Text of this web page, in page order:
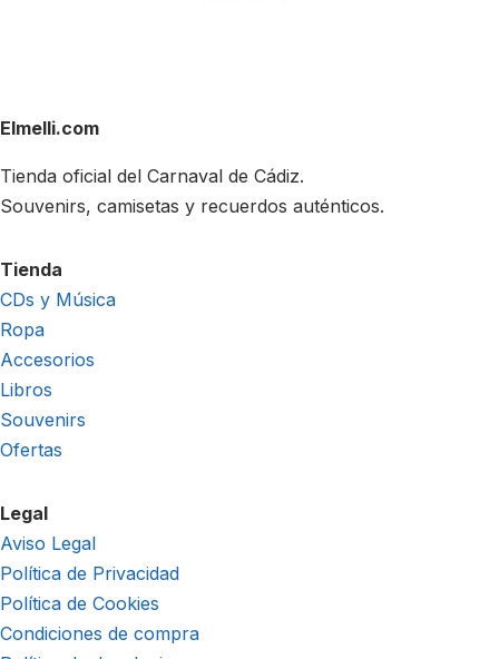
Elmelli.com
Tienda oficial del Carnaval de Cádiz.
Souvenirs, camisetas y recuerdos auténticos.
Tienda
CDs y Música
Ropa
Accesorios
Libros
Souvenirs
Ofertas
Legal
Aviso Legal
Política de Privacidad
Política de Cookies
Condiciones de compra